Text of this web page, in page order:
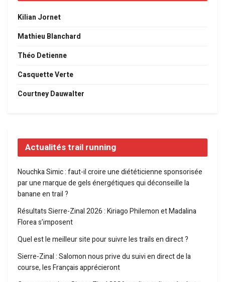
Kilian Jornet
Mathieu Blanchard
Théo Detienne
Casquette Verte
Courtney Dauwalter
Actualités trail running
Nouchka Simic : faut-il croire une diététicienne sponsorisée
par une marque de gels énergétiques qui déconseille la
banane en trail ?
Résultats Sierre-Zinal 2026 : Kiriago Philemon et Madalina
Florea s’imposent
Quel est le meilleur site pour suivre les trails en direct ?
Sierre-Zinal : Salomon nous prive du suivi en direct de la
course, les Français apprécieront